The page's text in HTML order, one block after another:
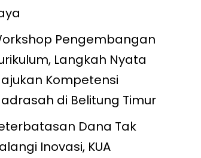
Pengembangan
Langkah Nyata
Kompetensi
di Belitung Timur
Dana Tak
Inovasi, KUA